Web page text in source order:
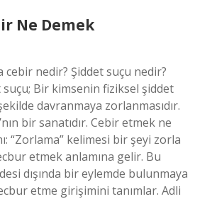
Ne Demek
cebir nedir? Şiddet suçu nedir?
suçu; Bir kimsenin fiziksel şiddet
davranmaya zorlanmasıdır.
bir sanatıdır. Cebir etmek ne
“Zorlama” kelimesi bir şeyi zorla
etmek anlamına gelir. Bu
dışında bir eylemde bulunmaya
etme girişimini tanımlar. Adli